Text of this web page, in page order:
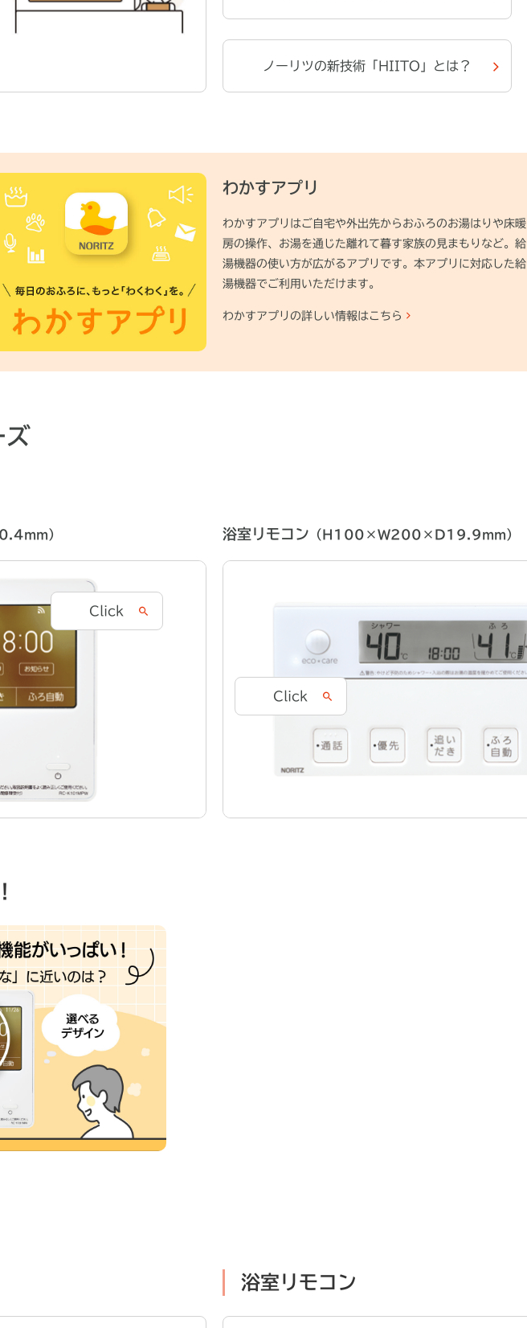
ノーリツの新技術「HIITO」とは？
わかすアプリ
わかすアプリはご自宅や外出先からおふろのお湯はりや床暖
房の操作、お湯を通じた離れて暮す家族の見まもりなど。給
湯機器の使い方が広がるアプリです。本アプリに対応した給
湯機器でご利用いただけます。
わかすアプリの詳しい情報はこちら
）
Click
浴室リモコン （H100×W200×D19.9mm）
Click
浴室リモコン